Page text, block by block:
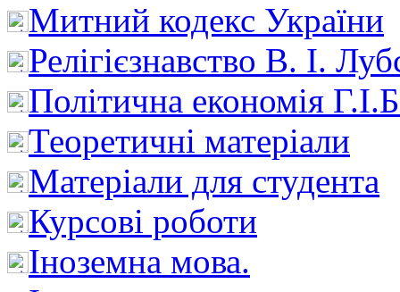
Митний кодекс України
Релігієзнавство В. І.
Політична економія
Теоретичні матеріали
Матеріали для студента
Курсові роботи
Іноземна мова.